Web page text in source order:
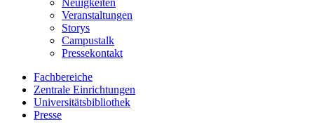
Neuigkeiten
Veranstaltungen
Storys
Campustalk
Pressekontakt
Fachbereiche
Zentrale Einrichtungen
Universitätsbibliothek
Presse